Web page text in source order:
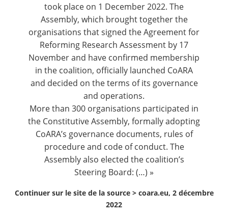
took place on 1 December 2022. The
Assembly, which brought together the
organisations that signed the Agreement for
Reforming Research Assessment by 17
November and have confirmed membership
in the coalition, officially launched CoARA
and decided on the terms of its governance
and operations.
More than 300 organisations participated in
the Constitutive Assembly, formally adopting
CoARA’s governance documents, rules of
procedure and code of conduct. The
Assembly also elected the coalition’s
Steering Board: (…) »
Continuer sur le site de la source > coara.eu, 2 décembre
2022